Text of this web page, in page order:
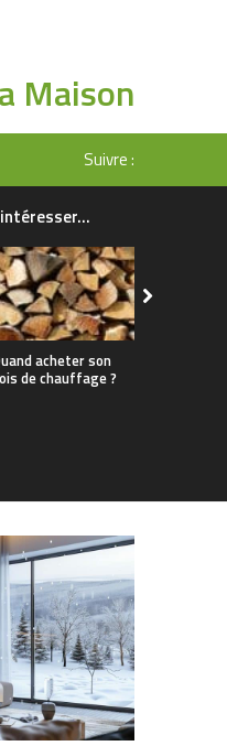
Maison
Suivre :
acheter son
de chauffage ?